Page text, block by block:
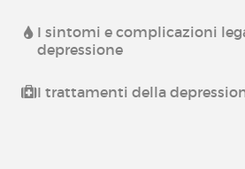
I sintomi e complicazioni
depressione
I trattamenti della